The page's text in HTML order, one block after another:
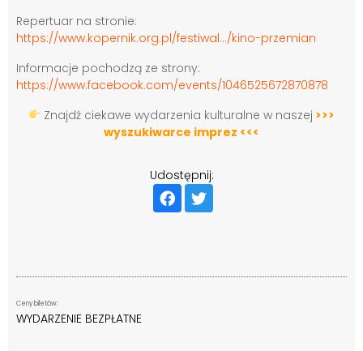
Repertuar na stronie:
https://www.kopernik.org.pl/festiwal…/kino-przemian
Informacje pochodzą ze strony:
https://www.facebook.com/events/1046525672870878
Znajdź ciekawe wydarzenia kulturalne w naszej >>>
wyszukiwarce imprez <<<
Udostępnij:
Ceny biletów:
WYDARZENIE BEZPŁATNE